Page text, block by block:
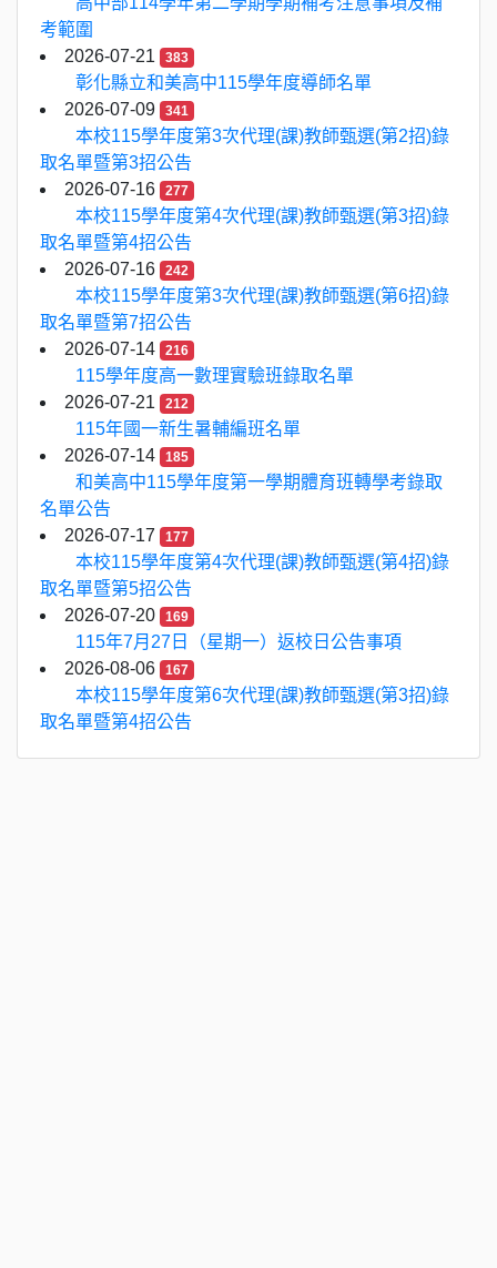
考範圍
2026-07-21
383
彰化縣立和美高中115學年度導師名單
2026-07-09
341
本校115學年度第3次代理(課)教師甄選(第2招)錄
取名單暨第3招公告
2026-07-16
277
本校115學年度第4次代理(課)教師甄選(第3招)錄
取名單暨第4招公告
2026-07-16
242
本校115學年度第3次代理(課)教師甄選(第6招)錄
取名單暨第7招公告
2026-07-14
216
115學年度高一數理實驗班錄取名單
2026-07-21
212
115年國一新生暑輔編班名單
2026-07-14
185
和美高中115學年度第一學期體育班轉學考錄取
名單公告
2026-07-17
177
本校115學年度第4次代理(課)教師甄選(第4招)錄
取名單暨第5招公告
2026-07-20
169
115年7月27日（星期一）返校日公告事項
2026-08-06
167
本校115學年度第6次代理(課)教師甄選(第3招)錄
取名單暨第4招公告